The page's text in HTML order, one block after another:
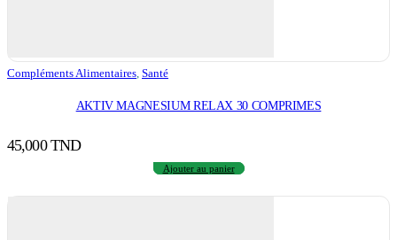
Compléments Alimentaires, Santé
AKTIV MAGNESIUM RELAX 30 COMPRIMES
45,000TND
Ajouter au panier